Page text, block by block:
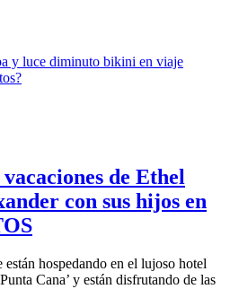
de Ethel
con sus hijos en
hospedando en el lujoso hotel
Cana’ y están disfrutando de las